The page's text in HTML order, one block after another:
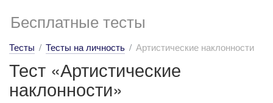
Бесплатные тесты
Тесты Тесты на личность Артистические наклонности
Тест «Артистические
наклонности»